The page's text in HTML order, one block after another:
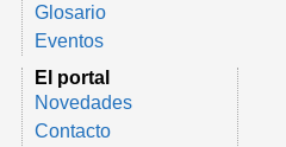
Glosario
Eventos
El portal
Novedades
Contacto